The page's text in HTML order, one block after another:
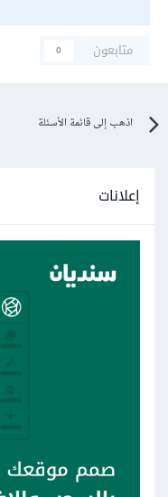
متابعون
0
اذهب إلى قائمة الأسئلة
إعلانات